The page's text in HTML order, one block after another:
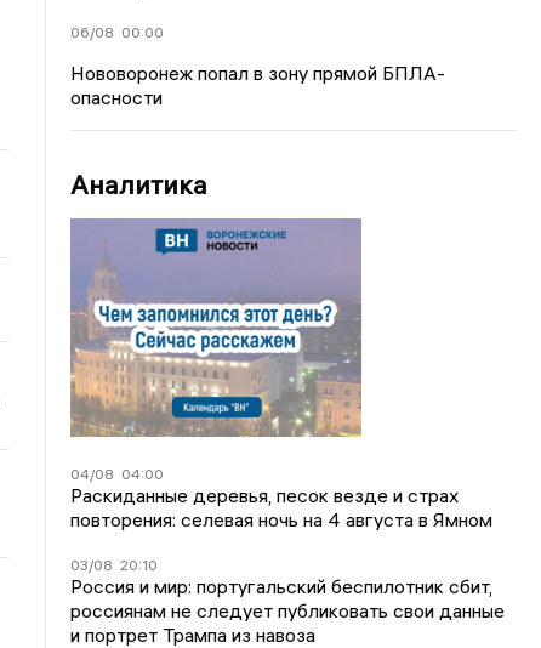
06/08 00:00
Нововоронеж попал в зону прямой БПЛА-
опасности
Аналитика
04/08 04:00
Раскиданные деревья, песок везде и страх
повторения: селевая ночь на 4 августа в Ямном
03/08 20:10
Россия и мир: португальский беспилотник сбит,
россиянам не следует публиковать свои данные
и портрет Трампа из навоза